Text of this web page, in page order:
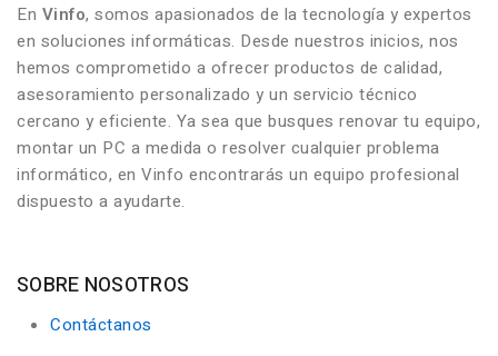
En Vinfo, somos apasionados de la tecnología y expertos
en soluciones informáticas. Desde nuestros inicios, nos
hemos comprometido a ofrecer productos de calidad,
asesoramiento personalizado y un servicio técnico
cercano y eficiente. Ya sea que busques renovar tu equipo,
montar un PC a medida o resolver cualquier problema
informático, en Vinfo encontrarás un equipo profesional
dispuesto a ayudarte.
SOBRE NOSOTROS
Contáctanos